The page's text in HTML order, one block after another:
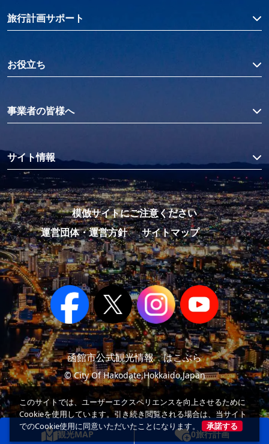
観光MAP 0旅行計画
旅行計画サポート
お役立ち
事業者の皆様へ
サイト情報
模倣サイトにご注意ください
運営団体・運営方針
サイトマップ
函館市公式観光情報 はこぶら
© City Of Hakodate,Hokkaido,Japan
このサイトでは、ユーザーエクスペリエンスを向上させるために
Cookieを使用しています。引き続き閲覧される場合は、当サイト
でのCookie使用に同意いただいたことになります。
承諾する